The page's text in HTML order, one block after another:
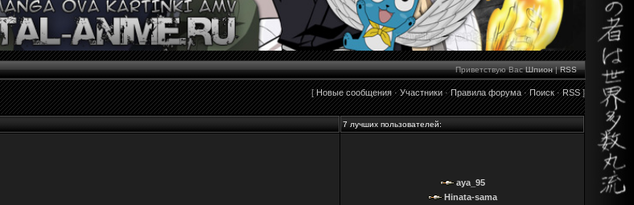
Приветствую Вас Шпион|RSS
[Новые сообщения·Участники·Правила форума·Поиск·RSS]
7 лучших пользователей:
aya_95
Hinata-sama